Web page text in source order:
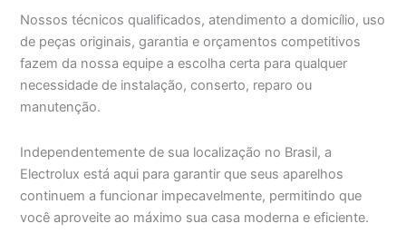
Nossos técnicos qualificados, atendimento a domicílio, uso
de peças originais, garantia e orçamentos competitivos
fazem da nossa equipe a escolha certa para qualquer
necessidade de instalação, conserto, reparo ou
manutenção.
Independentemente de sua localização no Brasil, a
Electrolux está aqui para garantir que seus aparelhos
continuem a funcionar impecavelmente, permitindo que
você aproveite ao máximo sua casa moderna e eficiente.